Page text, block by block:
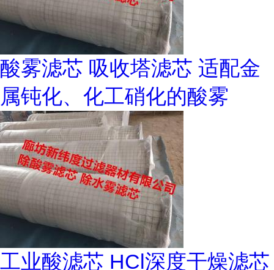
酸雾滤芯 吸收塔滤芯 适配金
属钝化、化工硝化的酸雾
工业酸滤芯 HCl深度干燥滤芯